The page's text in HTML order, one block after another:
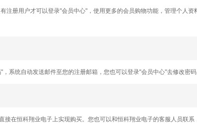
注册用户才可以登录"会员中心"，使用更多的会员购物功能，管理个人
系统自动发送邮件至您的注册邮箱，您也可以登录"会员中心"去修改密码
在恒科翔业电子上实现购买。您也可以和恒科翔业电子的客服人员联系